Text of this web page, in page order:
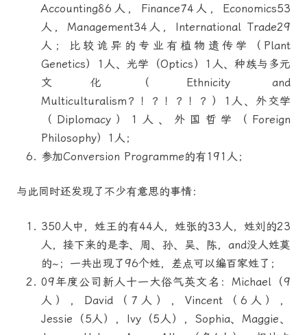
Accounting86人，Finance74人，Economics53
人，Management34人，International Trade29
人；比较诡异的专业有植物遗传学（Plant
Genetics）1人、光学（Optics）1人、种族与多元
文化（Ethnicity and
Multiculturalism？！？！？！？）1人、外交学
（Diplomacy）1人、外国哲学（Foreign
Philosophy）1人；
参加Conversion Programme的有191人；
与此同时还发现了不少有意思的事情：
350人中，姓王的有44人，姓张的33人，姓刘的23
人，接下来的是李、周、孙、吴、陈，and没人姓莫
的~；一共出现了96个姓，差点可以编百家姓了；
09年度公司新人十一大俗气英文名：Michael（9
人），David（7人），Vincent（6人），
Jessie（5人），Ivy（5人），Sophia、Maggie、